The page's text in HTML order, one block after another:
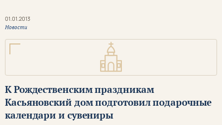
01.01.2013
Новости
К Рождественским праздникам
Касьяновский дом подготовил подарочные
календари и сувениры